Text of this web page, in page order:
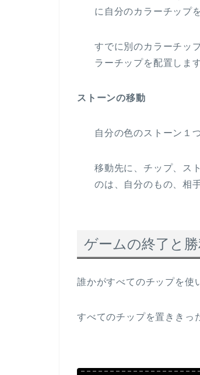
に自分のカラーチップ
すでに別のカラーチッ
ラーチップを配置します
ストーンの移動
自分の色のストーン１
移動先に、チップ、ス
のは、自分のもの、相
ゲームの終了と
誰かがすべてのチップを使
すべてのチップを置ききっ